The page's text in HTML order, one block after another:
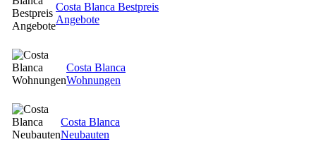
Costa Blanca Bestpreis
Angebote
Costa Blanca
Wohnungen
Costa Blanca
Neubauten